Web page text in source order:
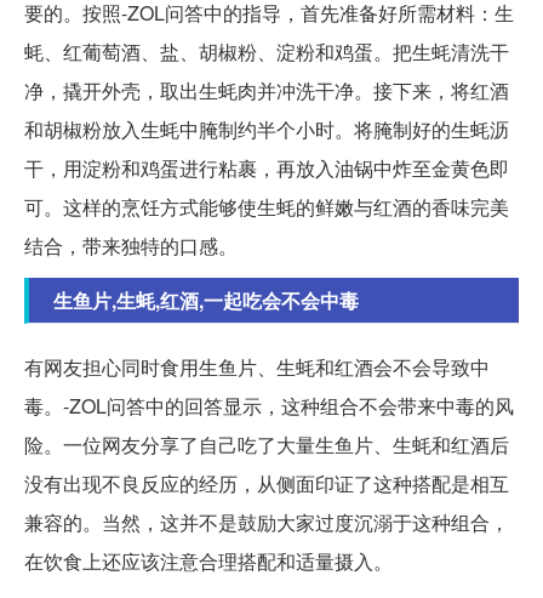
要的。按照-ZOL问答中的指导，首先准备好所需材料：生
蚝、红葡萄酒、盐、胡椒粉、淀粉和鸡蛋。把生蚝清洗干
净，撬开外壳，取出生蚝肉并冲洗干净。接下来，将红酒
和胡椒粉放入生蚝中腌制约半个小时。将腌制好的生蚝沥
干，用淀粉和鸡蛋进行粘裹，再放入油锅中炸至金黄色即
可。这样的烹饪方式能够使生蚝的鲜嫩与红酒的香味完美
结合，带来独特的口感。
生鱼片,生蚝,红酒,一起吃会不会中毒
有网友担心同时食用生鱼片、生蚝和红酒会不会导致中
毒。-ZOL问答中的回答显示，这种组合不会带来中毒的风
险。一位网友分享了自己吃了大量生鱼片、生蚝和红酒后
没有出现不良反应的经历，从侧面印证了这种搭配是相互
兼容的。当然，这并不是鼓励大家过度沉溺于这种组合，
在饮食上还应该注意合理搭配和适量摄入。